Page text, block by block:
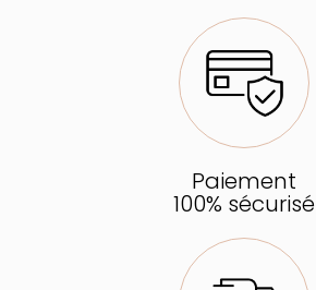
Paiement
100% sécurisé